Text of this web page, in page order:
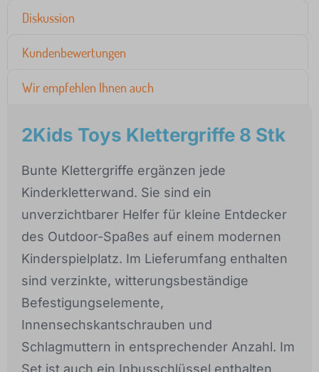
Diskussion
Kundenbewertungen
Wir empfehlen Ihnen auch
2Kids Toys Klettergriffe 8 Stk
Bunte Klettergriffe ergänzen jede
Kinderkletterwand. Sie sind ein
unverzichtbarer Helfer für kleine Entdecker
des Outdoor-Spaßes auf einem modernen
Kinderspielplatz. Im Lieferumfang enthalten
sind verzinkte, witterungsbeständige
Befestigungselemente,
Innensechskantschrauben und
Schlagmuttern in entsprechender Anzahl. Im
Set ist auch ein Inbusschlüssel enthalten,